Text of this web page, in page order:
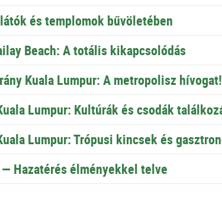
és templomok bűvöletében
Beach: A totális kikapcsolódás
Kuala Lumpur: A metropolisz hívogat!
Lumpur: Kultúrák és csodák
Lumpur: Trópusi kincsek és
— Hazatérés élményekkel telve